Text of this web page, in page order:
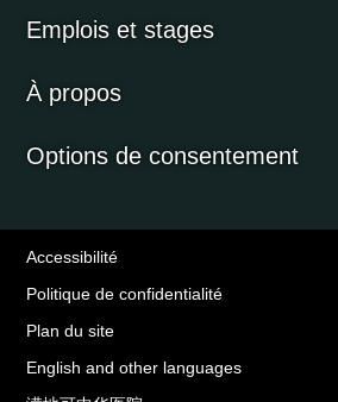
Emplois et stages
À propos
Options de consentement
Accessibilité
Politique de confidentialité
Plan du site
English and other languages